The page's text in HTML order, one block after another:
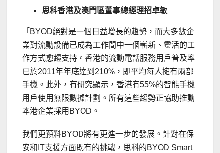
思科香港及澳門區董事總經理招卓敏
「BYOD絕對是一個日益增長的趨勢，而大多數企
業對流動設備已成為工作間中一個嶄新、靈活的工
作方式愈趨支持。香港的流動電話服務用戶普及率
已於2011年年底達到210%，即平均每人擁有兩部
手機。此外，有研究顯示，香港有55%的智能手機
用戶使用無限數據計劃。所有這些趨勢正協助推動
本港企業採用BYOD。
我們更預料BYOD將有更進一步的發展。針對在保
安和IT支援方面既有的挑戰，思科的BYOD Smart